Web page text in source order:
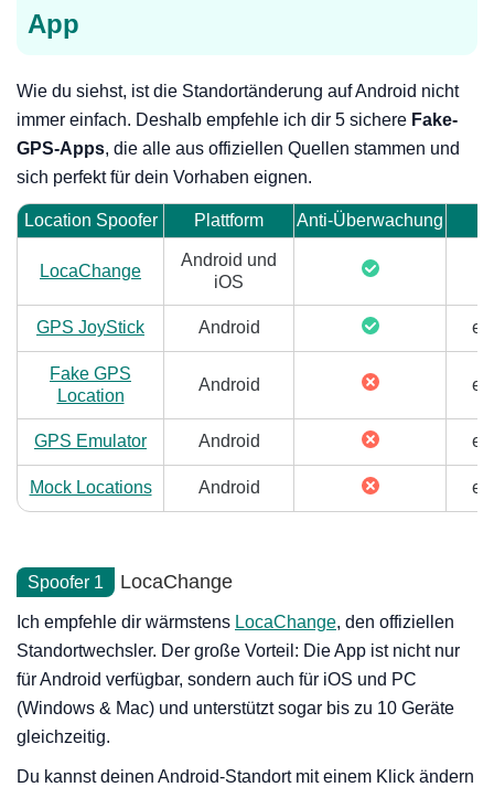
App
Wie du siehst, ist die Standortänderung auf Android nicht
immer einfach. Deshalb empfehle ich dir 5 sichere Fake-
GPS-Apps, die alle aus offiziellen Quellen stammen und
sich perfekt für dein Vorhaben eignen.
Location Spoofer Plattform Anti-Überwachung
LocaChange
Android und
iOS
GPS JoyStick Android
Fake GPS
Location
Android
GPS Emulator Android
Mock Locations Android
Spoofer 1 LocaChange
Ich empfehle dir wärmstens LocaChange, den offiziellen
Standortwechsler. Der große Vorteil: Die App ist nicht nur
für Android verfügbar, sondern auch für iOS und PC
(Windows & Mac) und unterstützt sogar bis zu 10 Geräte
gleichzeitig.
Du kannst deinen Android-Standort mit einem Klick ändern